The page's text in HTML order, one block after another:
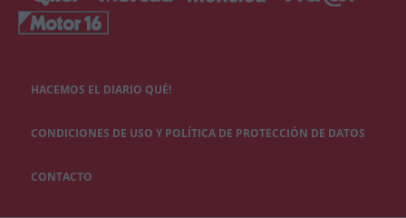
HACEMOS EL DIARIO QUÉ!
CONDICIONES DE USO Y POLÍTICA DE PROTECCIÓN DE DATOS
CONTACTO